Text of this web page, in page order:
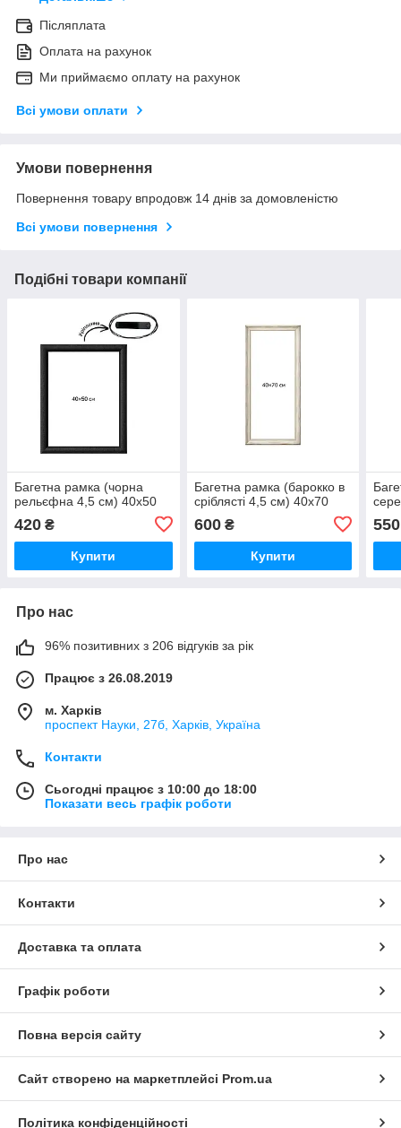
Післяплата
Оплата на рахунок
Ми приймаємо оплату на рахунок
Всі умови оплати
Умови повернення
Повернення товару впродовж 14 днів за домовленістю
Всі умови повернення
Подібні товари компанії
Багетна рамка (чорна
рельєфна 4,5 см) 40х50
420 ₴
Купити
Багетна рамка (барокко в
сріблясті 4,5 см) 40х70
600₴
Купити
550
Про нас
96% позитивних з 206 відгуків за рік
Працює з 26.08.2019
м. Харків
проспект Науки, 27б, Харків, Україна
Контакти
Сьогодні працює з 10:00 до 18:00
Показати весь графік роботи
Про нас
Контакти
Доставка та оплата
Графік роботи
Повна версія сайту
Сайт створено на маркетплейсі Prom.ua
Політика конфіденційності